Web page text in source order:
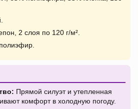
2 слоя по 120 г/м².
Прямой силуэт и утепленная
комфорт в холодную погоду.